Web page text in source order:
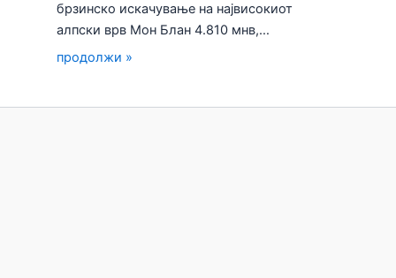
брзинско искачување на највисокиот
алпски врв Мон Блан 4.810 мнв,…
продолжи »